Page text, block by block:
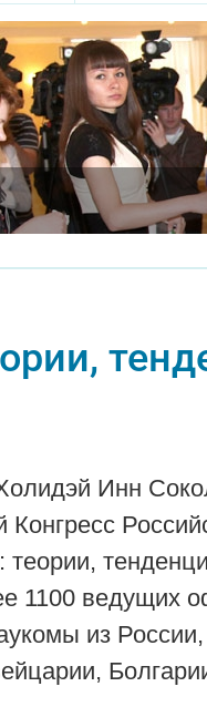
Инн
1100 ведущих
из